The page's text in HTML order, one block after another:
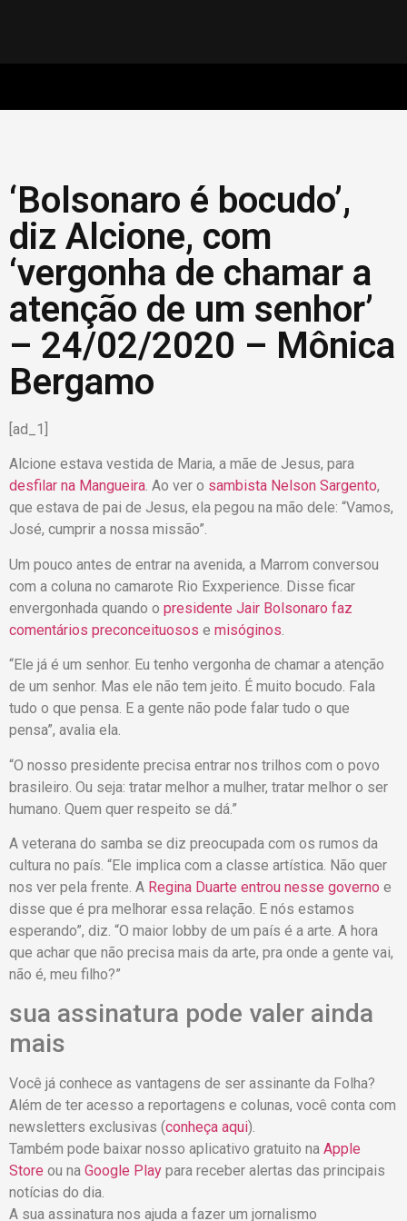
‘Bolsonaro é bocudo’,
diz Alcione, com
‘vergonha de chamar a
atenção de um senhor’
– 24/02/2020 – Mônica
Bergamo
[ad_1]
Alcione estava vestida de Maria, a mãe de Jesus, para
desfilar na Mangueira. Ao ver o sambista Nelson Sargento,
que estava de pai de Jesus, ela pegou na mão dele: “Vamos,
José, cumprir a nossa missão”.
Um pouco antes de entrar na avenida, a Marrom conversou
com a coluna no camarote Rio Exxperience. Disse ficar
envergonhada quando o presidente Jair Bolsonaro faz
comentários preconceituosos e misóginos
“Ele já é um senhor. Eu tenho vergonha de chamar a atenção
de um senhor. Mas ele não tem jeito. É muito bocudo. Fala
tudo o que pensa. E a gente não pode falar tudo o que
pensa”, avalia ela.
“O nosso presidente precisa entrar nos trilhos com o povo
brasileiro. Ou seja: tratar melhor a mulher, tratar melhor o ser
humano. Quem quer respeito se dá.”
A veterana do samba se diz preocupada com os rumos da
cultura no país. “Ele implica com a classe artística. Não quer
nos ver pela frente. A Regina Duarte entrou nesse governo e
disse que é pra melhorar essa relação. E nós estamos
esperando”, diz. “O maior lobby de um país é a arte. A hora
que achar que não precisa mais da arte, pra onde a gente vai,
não é, meu filho?”
sua assinatura pode valer ainda
mais
Você já conhece as vantagens de ser assinante da Folha?
Além de ter acesso a reportagens e colunas, você conta com
newsletters exclusivas (conheça aqui).
Também pode baixar nosso aplicativo gratuito na Apple
Store ou na Google Play para receber alertas das principais
notícias do dia.
A sua assinatura nos ajuda a fazer um jornalismo